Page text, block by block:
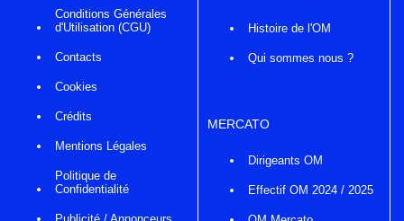
Conditions Générales
d'Utilisation (CGU)
Contacts
Cookies
Crédits
Mentions Légales
Politique de
Confidentialité
Histoire de l'OM
Qui sommes nous ?
MERCATO
Dirigeants OM
Effectif OM 2024 / 2025